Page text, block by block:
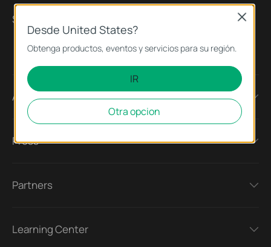
Síguenos
About
Press
Partners
Learning Center
Desde United States?
Obtenga productos, eventos y servicios para su región.
IR
Otra opcion
Close